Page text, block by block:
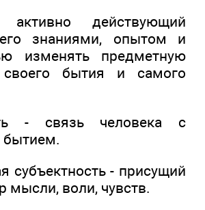
действующий
знаниями, опытом и
изменять предметную
своего бытия и самого
- связь человека с
субъектность - присущий
мысли, воли, чувств.